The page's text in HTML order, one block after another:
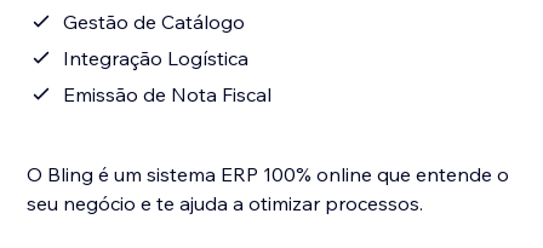
Gestão de Catálogo
Integração Logística
Emissão de Nota Fiscal
O Bling é um sistema ERP 100% online que entende o
seu negócio e te ajuda a otimizar processos.